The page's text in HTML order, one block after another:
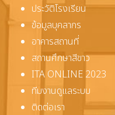
ประวัติโรงเรียน
ข้อมูลบุคลากร
อาคารสถานที่
สถานศึกษาสีขาว
ITA ONLINE 2023
ทีมงานดูแลระบบ
ติดต่อเรา